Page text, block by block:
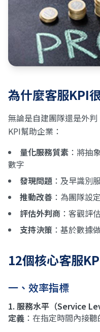
為什麼客服KPI
無論是自建團隊還是外
KPI幫助企業：
量化服務質素 ：將抽
數字
發現問題 ：及早識別
推動改善 ：為團隊設
評估外判商 ：客觀評
支持決策 ：基於數據
12個核心客服
一、效率指標
1. 服務水平（Service
定義 ：在指定時間內接